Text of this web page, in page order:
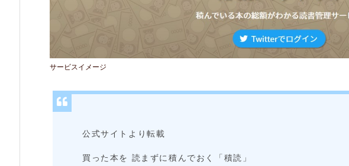
1.
自
が
サービスイメージ
公式サイトより転載
買った本を 読まずに積んでおく「積読」